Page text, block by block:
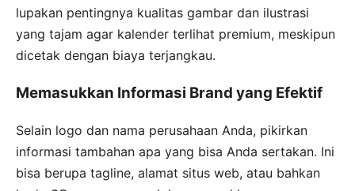
lupakan pentingnya kualitas gambar dan ilustrasi
yang tajam agar kalender terlihat premium, meskipun
dicetak dengan biaya terjangkau.
Memasukkan Informasi Brand yang Efektif
Selain logo dan nama perusahaan Anda, pikirkan
informasi tambahan apa yang bisa Anda sertakan. Ini
bisa berupa tagline, alamat situs web, atau bahkan